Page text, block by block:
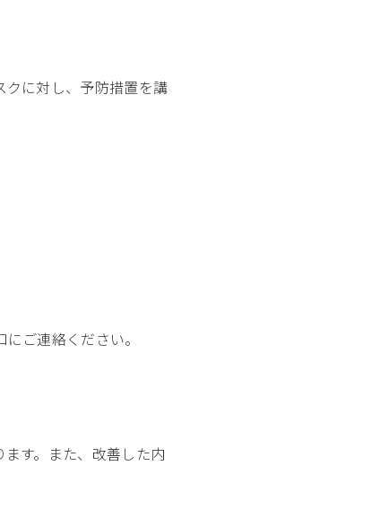
に対し、予防措置を講
ご連絡ください。
す。また、改善した内